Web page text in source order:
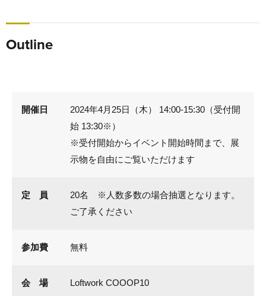
Outline
開催日
2024年4月25日（木） 14:00-15:30（受付開
始 13:30※）
※受付開始からイベント開始時間まで、展
示物を自由にご覧いただけます
定 員
20名 ※人数多数の場合抽選となります。
ご了承ください
参加費 無料
会 場 Loftwork COOOP10